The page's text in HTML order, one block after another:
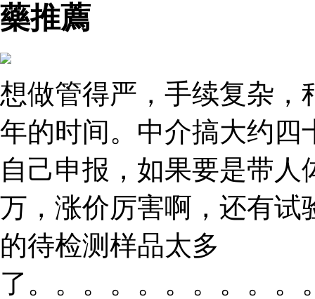
藥推薦
想做管得严，手续复杂，
年的时间。中介搞大约四
自己申报，如果要是带
万，涨价厉害啊，还有试
的待检测样品太多
了。。。。。。。。。